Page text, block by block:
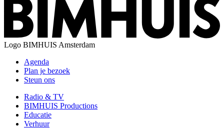
Logo BIMHUIS Amsterdam
Agenda
Plan je bezoek
Steun ons
Radio & TV
BIMHUIS Productions
Educatie
Verhuur